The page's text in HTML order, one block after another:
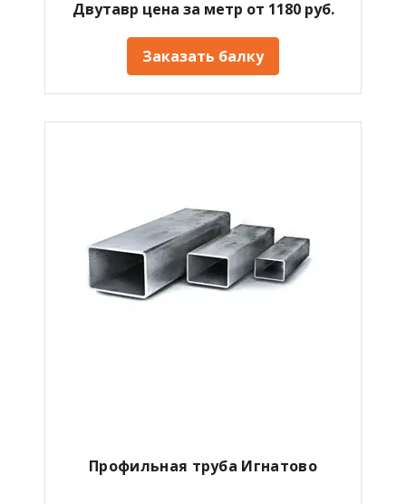
Двутавр цена за метр от 1180 руб.
Заказать балку
Профильная труба Игнатово